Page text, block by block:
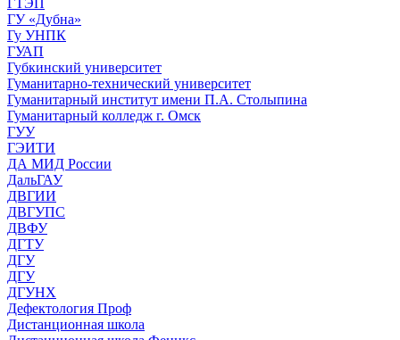
ГУ «Дубна»
Гу УНПК
ГУАП
Губкинский университет
Гуманитарно-технический университет
Гуманитарный институт имени П.А. Столыпина
Гуманитарный колледж г. Омск
ГУУ
ГЭИТИ
ДА МИД России
ДальГАУ
ДВГИИ
ДВГУПС
ДВФУ
ДГТУ
ДГУ
ДГУ
ДГУНХ
Дефектология Проф
Дистанционная школа